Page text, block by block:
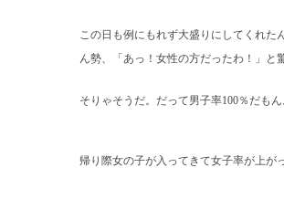
この日も例にもれず大盛りにしてくれた
ん勢、「あっ！女性の方だったわ！」と
そりゃそうだ。だって男子率100％だも
帰り際女の子が入ってきて女子率が上が